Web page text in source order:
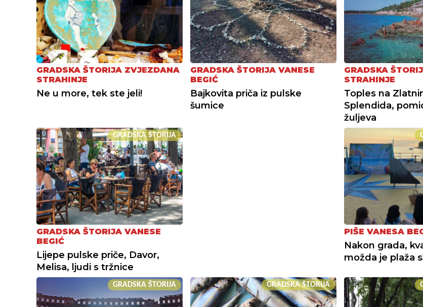
GRADSKA ŠTORIJA ZVJEZDANA
STRAHINJE
Ne u more, tek ste jeli!
GRADSKA ŠTORIJA VANESE
BEGIĆ
Bajkovita priča iz pulske
šumice
GRADSKA
STRAHINJE
Toples na
Splendida,
žuljeva
GRADSKA ŠTORIJA
GRADSKA ŠTORIJA VANESE
BEGIĆ
Lijepe pulske priče, Davor,
Melisa, ljudi s tržnice
PIŠE VANESA
Nakon grada,
možda je plaža
GRADSKA ŠTORIJA GRADSKA ŠTORIJA